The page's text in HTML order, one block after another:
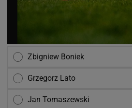
Zbigniew Boniek
Grzegorz Lato
Jan Tomaszewski